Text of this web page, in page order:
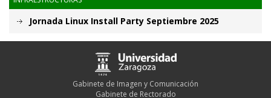
Jornada Linux Install Party Septiembre 2025
Gabinete de Imagen y Comunicación
Gabinete de Rectorado